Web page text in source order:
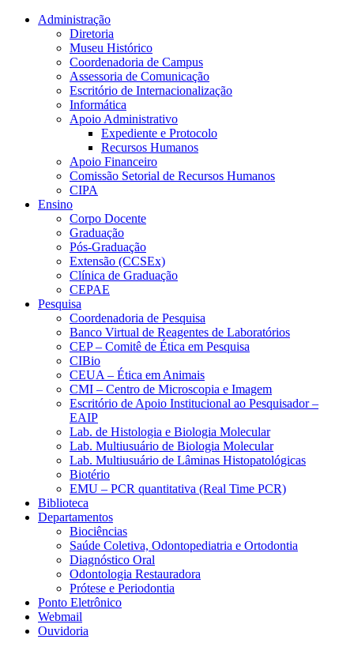
Conteúdo principal Menu principal
Administração
Diretoria
Museu Histórico
Coordenadoria de Campus
Assessoria de Comunicação
Escritório de Internacionalização
Informática
Apoio Administrativo
Expediente e Protocolo
Recursos Humanos
Apoio Financeiro
Comissão Setorial de Recursos Humanos
CIPA
Ensino
Corpo Docente
Graduação
Pós-Graduação
Extensão (CCSEx)
Clínica de Graduação
CEPAE
Pesquisa
Coordenadoria de Pesquisa
Banco Virtual de Reagentes de Laboratórios
CEP – Comitê de Ética em Pesquisa
CIBio
CEUA – Ética em Animais
CMI – Centro de Microscopia e Imagem
Escritório de Apoio Institucional ao Pesquisador –
EAIP
Lab. de Histologia e Biologia Molecular
Lab. Multiusuário de Biologia Molecular
Lab. Multiusuário de Lâminas Histopatológicas
Biotério
EMU – PCR quantitativa (Real Time PCR)
Biblioteca
Departamentos
Biociências
Saúde Coletiva, Odontopediatria e Ortodontia
Diagnóstico Oral
Odontologia Restauradora
Prótese e Periodontia
Ponto Eletrônico
Webmail
Ouvidoria